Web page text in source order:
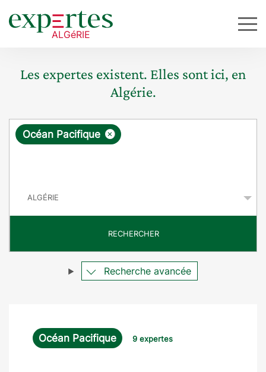
Les expertes existent. Elles sont ici, en
Algérie.
R
ê
e
×
Océan Pacifique
RECHERCHER
Recherche avancée
Océan Pacifique 9 expertes